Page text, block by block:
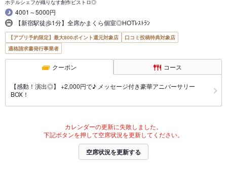
ホテルシェフが織りなす創作ビストロ◎
4001～5000円
【新宿駅徒歩1分】全席かまくら個室◎HOTﾚｽﾄﾗﾝ
【アプリ予約限定】最大800ポイント還元対象店
口コミ投稿特典対象店
適格請求書発行事業者
クーポン コース
【感動！演出◎】 +2,000円で♪ メッセージ付き豪華アニバーサリー
BOX！
カレンダーの更新に失敗しました。
下記ボタンを押して空席状況を更新してください。
空席状況を更新する